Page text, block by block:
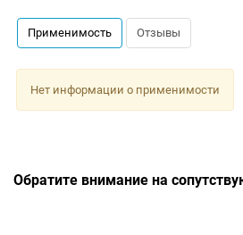
Применимость Отзывы
Нет информации о применимости
Обратите внимание на